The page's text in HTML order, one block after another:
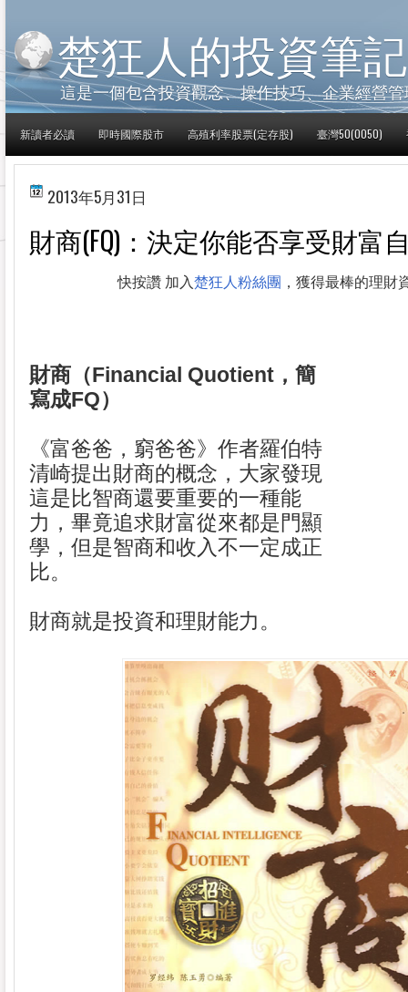
楚狂人的投資筆記
這是一個包含投資觀念、操作技巧、企業經營
新讀者必讀 即時國際股市 高殖利率股票(定存股) 臺灣50(0050)
2013年5月31日
財商(FQ)：決定你能否享受財富
快按讚 加入楚狂人粉絲團 ，獲得最棒的理財
財商（Financial Quotient，簡
寫成FQ）
《富爸爸，窮爸爸》作者羅伯特
清崎提出財商的概念，大家發現
這是比智商還要重要的一種能
力，畢竟追求財富從來都是門顯
學，但是智商和收入不一定成正
比。
財商就是投資和理財能力。